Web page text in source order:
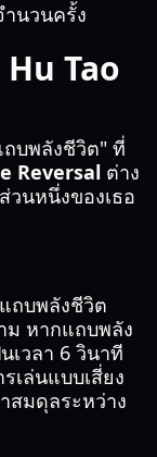
นวนครั้ง
Tao
ถบพลังชีวิต" ที่
Reversal ต่าง
วนหนึ่งของเธอ
ถบพลังชีวิต
ม หากแถบพลัง
เวลา 6 วินาที
เล่นแบบเสี่ยง
สมดุลระหว่าง